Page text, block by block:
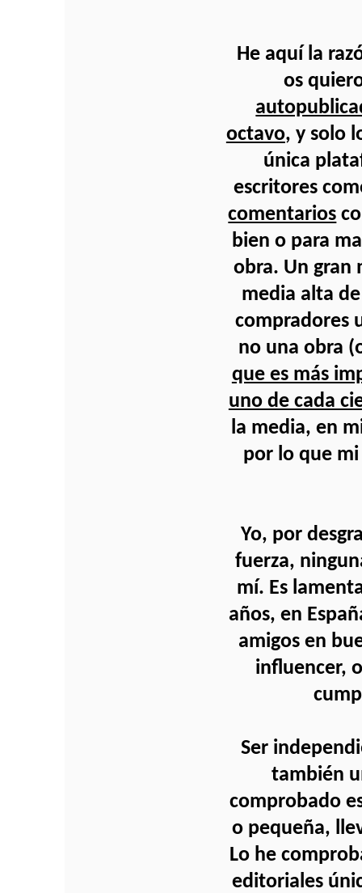
He aquí la
os
octavo, y solo
única
escritores
comentarios
bien o para
obra. Un gran
media alta
compradores
no una obra
que es más
uno de cada
la media, en
por lo que
Yo, por
fuerza,
mí. Es
años, en
amigos en
influencer,
Ser
también
comprobado
o pequeña,
Lo he
editoriales